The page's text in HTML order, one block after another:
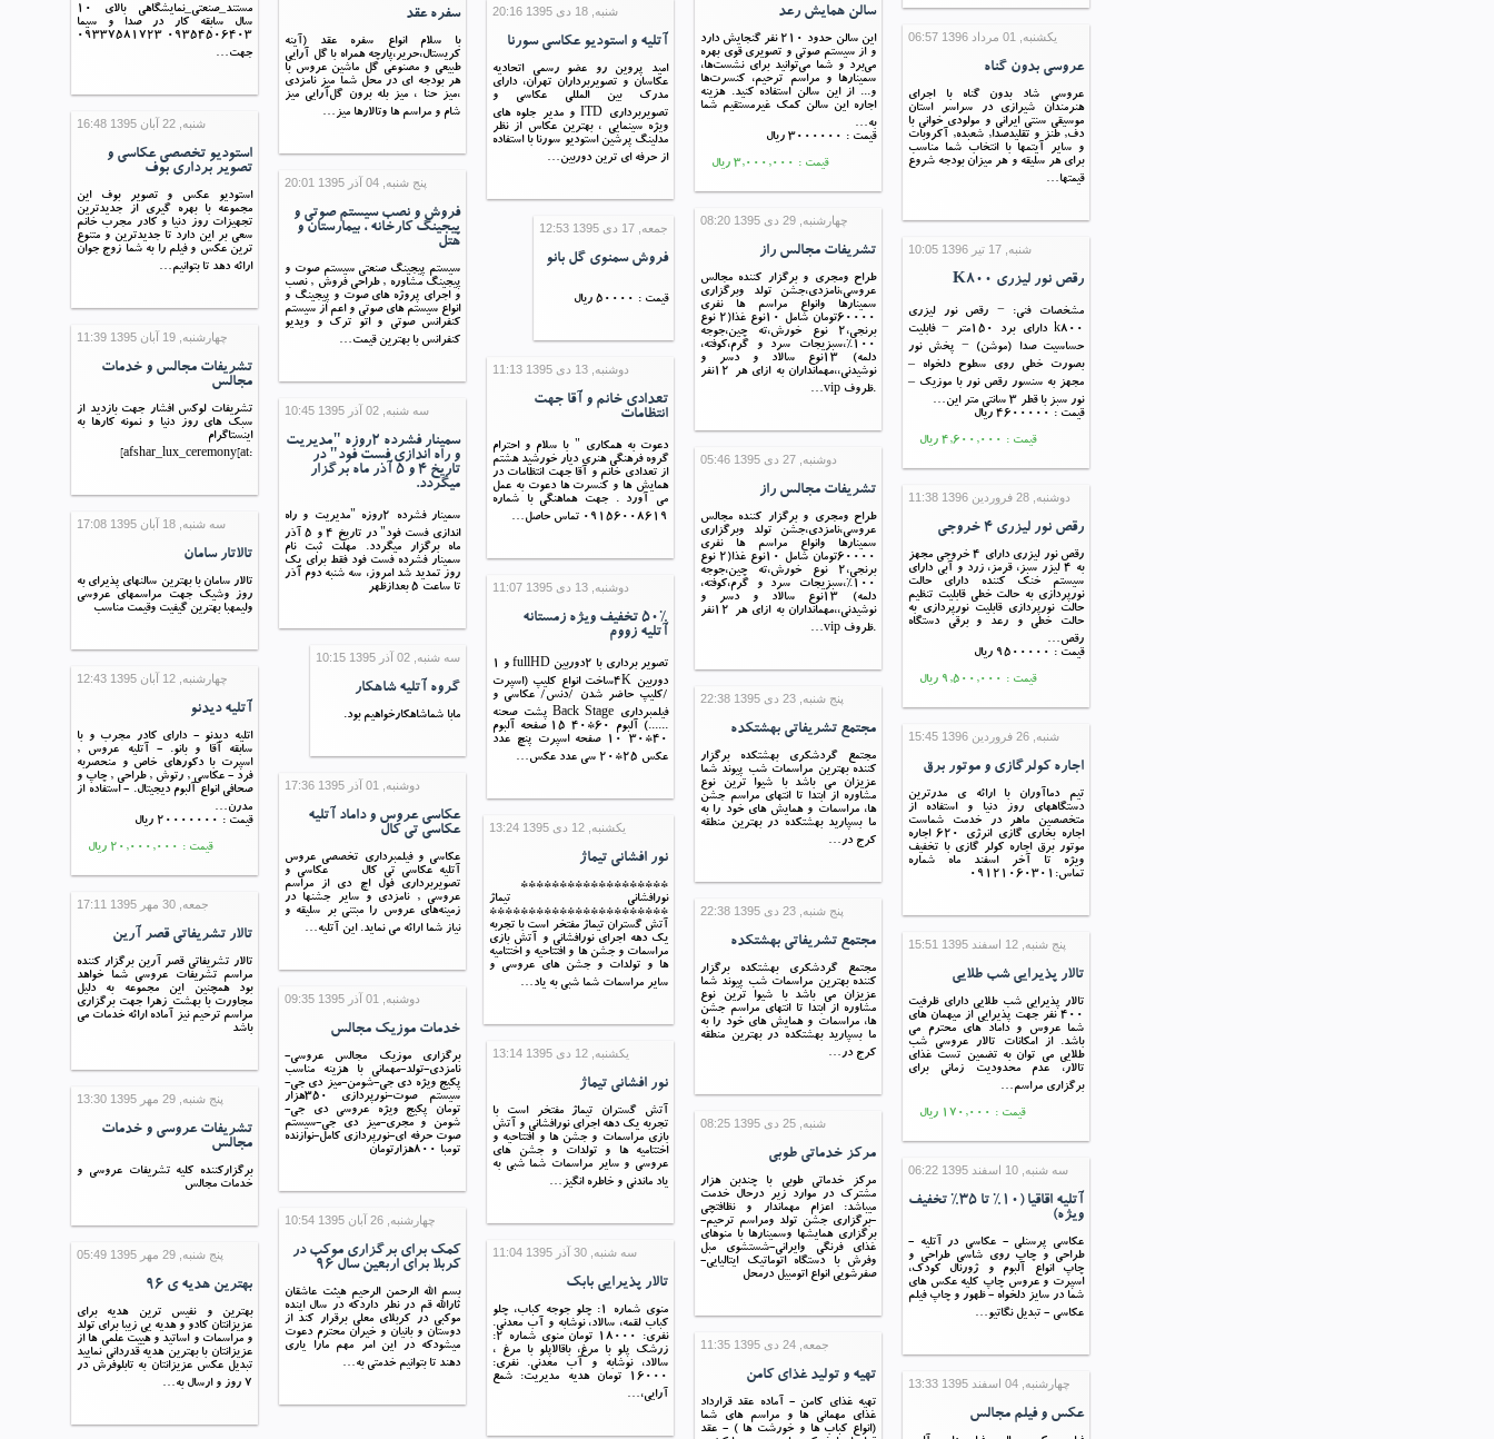
یکشنبه, 01 مرداد 1396 06:57
عروسی بدون گناه
عروسی شاد بدون گناه با اجرای
هنرمندان شیرازی در سراسر استان
موسیقی سنتی ایرانی و مولودی خوانی با
دف, طنز و تقلیدصدا, شعبده, آکروبات
و سایر آیتمها با انتخاب شما مناسب
برای هر سلیقه و هر میزان بودجه شروع
قیمتها…
شنبه, 17 تیر 1396 10:05
رقص نور لیزری K800
مشخصات فنی: − رقص نور لیزری
k800 دارای برد ۱۵۰متر − فابلیت
حساسیت صدا (موشن) − پخش نور
بصورت خطی روی سطوح دلخواه –
مجهز به سنسور رقص نور با موزیک –
نور سبز با قطر ۳ سانتی متر این…
قیمت : 4600000 ریال
قیمت : 4,600,000 ریال
دوشنبه, 28 فروردين 1396 11:38
رقص نور لیزری ۴ خروجی
رقص نور لیزری دارای ۴ خروجی مجهز
به ۴ لیزر سبز، قرمز، زرد و آبی دارای
سیستم خنک کننده دارای حالت
نورپردازی به حالت خطی قابلیت تنظیم
حالت نورپردازی قابلیت نورپردازی به
حالت خطی و رعد و برقی دستگاه
رقص…
قیمت : 9500000 ریال
قیمت : 9,500,000 ریال
شنبه, 26 فروردين 1396 15:45
اجاره کولرگازی و موتور برق
تیم دماآوران با ارائه ی مدرترین
دستگاههای روز دنیا و استفاده از
متخصصین ماهر در خدمت شماست
اجاره بخاری گازی انرژی ٦٢٠ اجاره
موتور برق اجاره کولر گازی با تخفیف
ویژه تا آخر اسفند ماه شماره
تماس:09121060301
پنج شنبه, 12 اسفند 1395 15:51
تالار پذیرایی شب طلایی
تالار پذیرایی شب طلایی دارای ظرفیت
400 نفر جهت پذیرایی از میهمان های
شما عروس و داماد های محترم می
باشد. از امکانات تالار عروسی شب
طلایی می توان به تضمین تست غذای
تالار، عدم محدودیت زمانی برای
برگزاری مراسم…
قیمت : 170,000 ریال
سه شنبه, 10 اسفند 1395 06:22
آتلیه اقاقیا (10% تا 35% تخفیف
ویژه)
عکاسی پرسنلی - عکاسی در آتلیه -
طراحی و چاپ روی شاسی طراحی و
چاپ انواع آلبوم و ژورنال کودک،
اسپرت و عروس چاپ کلیه عکس های
شما در سایز دلخواه - ظهور و چاپ فیلم
عکاسی - تبدیل نگاتیو…
چهارشنبه, 04 اسفند 1395 13:33
عکس و فیلم مجالس
سالن همایش رعد
اين سالن حدود 210 نفر گنجايش دارد
و از سيستم صوتي و تصويري قوي بهره
مي‌برد و شما مي‌توانيد براي نشست‌ها،
سمينارها و مراسم ترحیم، کنسرت‌ها
و... از اين سالن استفاده کنيد. هزینه
اجاره این سالن کمک غیرمستقیم شما
به…
قیمت : 3000000 ریال
قیمت : 3,000,000 ریال
چهارشنبه, 29 دی 1395 08:20
تشریفات مجالس راز
طراح ومجری و برگزار کننده مجالس
عروسی،نامزدی،جشن تولد وبرگزاری
سمینارها وانواع مراسم ها نفری
60000تومان شامل 10نوع غذا(2 نوع
برنجی،2 نوع خورش،ته چین،جوجه
100%،سبزیجات سرد و گرم،کوفته،
دلمه) 13نوع سالاد و دسر و
نوشیدنی،،مهمانداران به ازای هر 12نفر
.ظروف vip…
دوشنبه, 27 دی 1395 05:46
تشریفات مجالس راز
طراح ومجری و برگزار کننده مجالس
عروسی،نامزدی،جشن تولد وبرگزاری
سمینارها وانواع مراسم ها نفری
60000تومان شامل 10نوع غذا(2 نوع
برنجی،2 نوع خورش،ته چین،جوجه
100%،سبزیجات سرد و گرم،کوفته،
دلمه) 13نوع سالاد و دسر و
نوشیدنی،،مهمانداران به ازای هر 12نفر
.ظروف vip…
پنج شنبه, 23 دی 1395 22:38
مجتمع تشریفاتی بهشتکده
مجتمع گردشکری بهشتکده برگزار
کننده بهترین مراسمات شب پیوند شما
عزیزان می باشد با شیوا ترین نوع
مشاوره از ابتدا تا انتهای مراسم جشن
ها، مراسمات و همایش های خود را به
ما بسپارید بهشتکده در بهترین منطقه
کرج در…
پنج شنبه, 23 دی 1395 22:38
مجتمع تشریفاتی بهشتکده
مجتمع گردشکری بهشتکده برگزار
کننده بهترین مراسمات شب پیوند شما
عزیزان می باشد با شیوا ترین نوع
مشاوره از ابتدا تا انتهای مراسم جشن
ها، مراسمات و همایش های خود را به
ما بسپارید بهشتکده در بهترین منطقه
کرج در…
شنبه, 25 دی 1395 08:25
مرکز خدماتی طوبی
مرکز خدماتی طوبی با چندبن هزار
مشترک در موارد زیر درحال خدمت
میباشد: اعزام مهماندار و نظافتچی
-برگزاری جشن تولد ومراسم ترحیم-
برگزاری همایشها وسمینارها با منوهای
غذای فرنگی وایرانی-شستشوی مبل
وفرش با دستگاه اتوماتیک ایتالیایی-
صفرشویی انواع اتومبیل درمحل
جمعه, 24 دی 1395 11:35
تهیه و تولید غذای کامن
تهیه غذای کامن - آماده عقد قرارداد
غذای مهمانی ها و مراسم های شما
(انواع کباب ها و خورشت ها ) - عقد
شنبه, 18 دی 1395 20:16
آتلیه و استودیو عکاسی سورنا
امید پروین رو عضو رسمی اتحادیه
عکاسان و تصویربرداران تهران، دارای
مدرک بین المللی عکاسی و
تصویربرداری ITD و مدیر جلوه های
ویژه سینمایی ، بهترین عکاس از نظر
مدلینگ پرشین استودیو سورنا با استفاده
از حرفه ای ترین دوربین…
جمعه, 17 دی 1395 12:53
فروش سمنوی گل بانو
قیمت : 50000 ریال
دوشنبه, 13 دی 1395 11:13
تعدادی خانم و آقا جهت
انتظامات
دعوت به همکاری " با سلام و احترام
گروه فرهنگی هنری دیار خورشید هشتم
از تعدادی خانم و آقا جهت انتظامات در
همایش ها و کنسرت ها دعوت به عمل
می آورد . جهت هماهنگی با شماره
09156008619 تماس حاصل…
دوشنبه, 13 دی 1395 11:07
50% تخفیف ویژه زمستانه
آتلیه زووم
تصویر برداری با 2دوربین fullHD و 1
دوربین 4Kساخت انواع کلیپ (اسپرت
/کلیپ حاضر شدن /دنس/ عکاسی و
فیلمبرداری Back Stage پشت صحنه
......) آلبوم 60*40 15 صفحه آلبوم
40*30 10 صفحه اسپرت پنچ عدد
عکس 25*20 سی عدد عکس…
یکشنبه, 12 دی 1395 13:24
نور افشانی تیماژ
*******************
نورافشانی تیماژ
***********************
آتش گستران تیماژ مفتخر است با تجربه
یک دهه اجرای نورافشانی و آتش بازی
مراسمات و جشن ها و افتتاحیه و اختتامیه
ها و تولدات و جشن های عروسی و
سایر مراسمات شما شبی به یاد…
یکشنبه, 12 دی 1395 13:14
نور افشانی تیماژ
آتش گستران تیماژ مفتخر است با
تجربه یک دهه اجرای نورافشانی و آتش
بازی مراسمات و جشن ها و افتتاحیه و
اختتامیه ها و تولدات و جشن های
عروسی و سایر مراسمات شما شبی به
یاد ماندنی و خاطره انگیز…
سه شنبه, 30 آذر 1395 11:04
تالار پذیرایی بابک
منوی شماره 1: چلو جوجه کباب، چلو
کباب لقمه، سالاد، نوشابه و آب معدنی.
نفری: 18000 تومان منوی شماره 2:
زرشک پلو با مرغ، باقالاپلو با مرغ ،
سالاد، نوشابه و آب معدنی. نفری:
16000 تومان هدیه مدیریت: شمع
آرایی،…
سفره عقد
با سلام انواع سفره عقد (آینه
کریستال،حریر،پارچه همراه با گل آرایی
طبیعی و مصنوعی گل ماشین عروس با
هر بودجه ای در محل شما میز نامزدی
،میز حنا ، میز بله برون گل‌آرایی میز
شام و مراسم ها وتالارها میز…
پنج شنبه, 04 آذر 1395 20:01
فروش و نصب سیستم صوتی و
پیجینگ کارخانه ، بیمارستان و
هتل
سیستم پیجینگ صنعتی سیستم صوت و
پیجینگ مشاوره , طراحی فروش , نصب
و اجرای پروژه های صوت و پیجینگ و
انواع سیستم های صوتی و اعم از سیستم
کنفرانس صوتی و اتو ترک و ویدیو
کنفرانس با بهترین قیمت…
سه شنبه, 02 آذر 1395 10:45
سمینار فشرده ٢روزه "مدیریت
و راه اندازی فست فود" در
تاریخ ٤ و ٥ آذر ماه برگزار
میگردد.
سمینار فشرده ٢روزه "مدیریت و راه
اندازی فست فود" در تاریخ ٤ و ٥ آذر
ماه برگزار میگردد. مهلت ثبت نام
سمینار فشرده فست فود فقط برای یک
روز تمدید شد امروز، سه شنبه دوم آذر
تا ساعت ٥ بعدازظهر
سه شنبه, 02 آذر 1395 10:15
گروه آتلیه شاهکار
مابا شماشاهکارخواهیم بود.
دوشنبه, 01 آذر 1395 17:36
عکاسی عروس و داماد آتلیه
عکاسی تی کال
عکاسی و فیلمبرداری تخصصی عروس
آتلیه عکاسی تی کال عکاسی و
تصویربرداری فول اچ دی از مراسم
عروسی , نامزدی و سایر جشنها در
زمینه‌های عروس را مبتنی بر سلیقه و
نیاز شما ارائه می نماید. این آتلیه…
دوشنبه, 01 آذر 1395 09:35
خدمات موزیک مجالس
برگزاری موزیک مجالس عروسی-
نامزدی-تولد-مهمانی با هزینه مناسب
پکیج ویژه دی جی-شومن-میز دی جی-
سیستم صوت-نورپردازی 350هزار
تومان پکیج ویژه عروسی دی جی-
شومن و مجری-میز دی جی-سیستم
صوت حرفه ای-نورپردازی کامل-نوازنده
تومبا 800هزارتومان
چهارشنبه, 26 آبان 1395 10:54
کمک برای برگزاری موکب در
کربلا برای اربعین سال 96
بسم الله الرحمن الرحیم هیئت عاشقان
ثارالله قم در نطر داردکه در سال اینده
موکبی در کربلای معلی برقرار کند از
دوستان و بانیان و خیران محترم دعوت
میشودکه در این امر مهم مارا یاری
دهند تا بتوانیم خدمتی به…
مستند_صنعتی_نمایشگاهی بالای 10
سال سابقه کار در صدا و سیما
09354506403 09337581723
جهت…
شنبه, 22 آبان 1395 16:48
استودیو تخصصی عکاسی و
تصویر برداری بوف
استودیو عکس و تصویر بوف این
مجموعه با بهره گیری از جدیدترین
تجهیزات روز دنیا و کادر مجرب خانم
سعی بر این دارد تا جدیدترین و متنوع
ترین عکس و فیلم را به شما زوج جوان
ارائه دهد تا بتوانیم…
چهارشنبه, 19 آبان 1395 11:39
تشریفات مجالس و خدمات
مجالس
تشریفات لوکس افشار جهت بازدید از
سبک های روز دنیا و نمونه کارها به
اینستاگرام
:afshar_lux_ceremony[at]
سه شنبه, 18 آبان 1395 17:08
تالاتار سامان
تالار سامان با بهترین سالنهای پذیرای به
روز وشیک جهت مراسمهای عروسی
ولیمهبا بهترین گیفیت وقیمت مناسب
چهارشنبه, 12 آبان 1395 12:43
آتلیه دیدنو
اتلیه دیدنو - دارای کادر مجرب و با
سابقه آقا و بانو. - آتلیه عروس ,
اسپرت با دکورهای خاص و منحصربه
فرد - عکاسی , رتوش , طراحی , چاپ و
صحافی انواع آلبوم دیجیتال. - استفاده از
مدرن…
قیمت : 20000000 ریال
قیمت : 20,000,000 ریال
جمعه, 30 مهر 1395 17:11
تالار تشریفاتی قصر آرین
تالار تشریفاتی قصر آرین برگزار کننده
مراسم تشریفات عروسی شما خواهد
بود همچنین این مجموعه به دلیل
مجاورت با بهشت زهرا جهت برگزاری
مراسم ترحیم نیز آماده ارائه خدمات می
باشد
پنج شنبه, 29 مهر 1395 13:30
تشریفات عروسی و خدمات
مجالس
برگزارکننده کلیه تشریفات عروسی و
خدمات مجالس
پنج شنبه, 29 مهر 1395 05:49
بهترین هدیه ی 96
بهترين و نفيس ترين هديه براي
عزيزانتان کادو و هديه يي زيبا براي تولد
و مراسمات و اساتيد و هييت علمي ها از
عزيزانتان با بهترين هديه قدرداني نماييد
تبديل عکس عزيزانتان به تابلوفرش در
7 روز و ارسال به…